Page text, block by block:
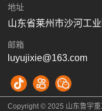
地址
山东省莱州市沙河工业
邮箱
luyujixie@163.com
Copyright © 2025 山东鲁宇